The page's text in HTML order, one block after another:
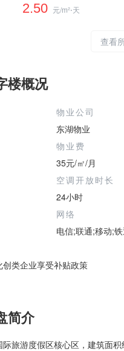
2.50 元/m²⋅天
查看
楼概况
物业公司
东湖物业
物业费
35元/㎡/月
空调开放时长
24小时
网络
电信;联通;移动;铁
类企业享受补贴政策
简介
旅游度假区核心区，建筑面